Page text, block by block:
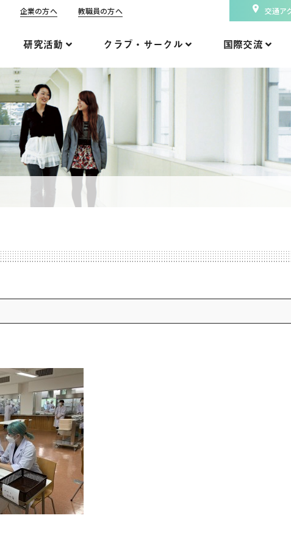
企業の方へ 教職員の方へ 交通ア
研究活動 クラブ・サークル 国際交流